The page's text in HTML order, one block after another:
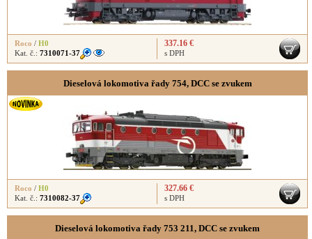
Roco / H0
Kat. č.: 7310071-37
337.16 €
s DPH
Dieselová lokomotiva řady 754, DCC se zvukem
Roco / H0
Kat. č.: 7310082-37
327.66 €
s DPH
Dieselová lokomotiva řady 753 211, DCC se zvukem